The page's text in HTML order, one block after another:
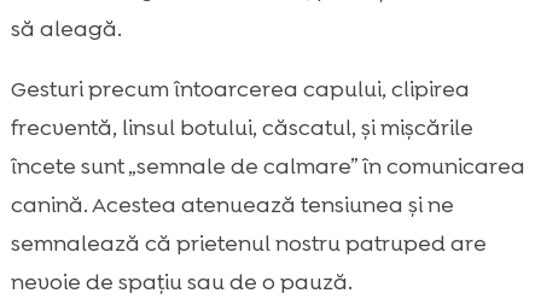
să aleagă.
Gesturi precum întoarcerea capului, clipirea
frecventă, linsul botului, căscatul, şi mişcările
încete sunt „semnale de calmare” în comunicarea
canină. Acestea atenuează tensiunea şi ne
semnalează că prietenul nostru patruped are
nevoie de spaţiu sau de o pauză.